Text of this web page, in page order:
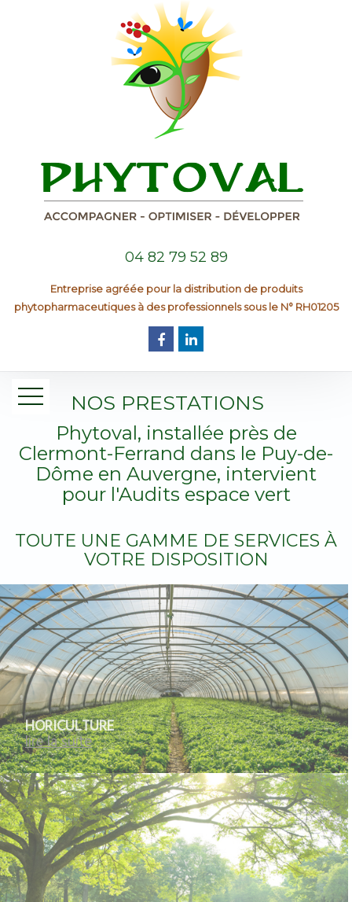
04 82 79 52 89
Entreprise agréée pour la distribution de produits
phytopharmaceutiques à des professionnels sous le N° RH01205
NOS PRESTATIONS
Phytoval, installée près de
Clermont-Ferrand dans le Puy-de-
Dôme en Auvergne, intervient
pour l'Audits espace vert
TOUTE UNE GAMME DE SERVICES À
VOTRE DISPOSITION
HORICULTURE
lire la suite